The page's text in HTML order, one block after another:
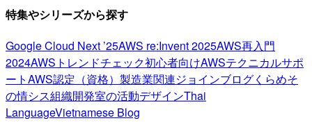
特集やシリーズから探す
Google Cloud Next ’25AWS re:Invent 2025AWS再入門
2024AWSトレンドチェック初心者向けAWSテクニカルサポ
ートAWS認定（資格） 製造業関連ジョインブログくらめそ
の情シス組織開発室の活動デザインThai
LanguageVietnamese Blog